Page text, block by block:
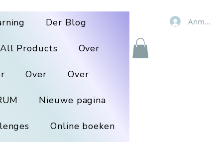
Anmelden
Der Blog
All Products Over
Over Over
Nieuwe pagina
Online boeken